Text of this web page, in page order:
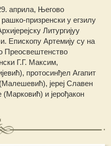
априла, Његово
призренски у егзилу
Литургијуу
Епископу Артемију су на
Преосвештенство
Г.Г. Максим,
протосинђел Агапит
јереј Славен
(Марковић) и јерођакон